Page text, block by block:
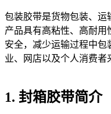
包装胶带是货物包装、运
产品具有高粘性、高耐用
安全，减少运输过程中
业、网店以及个人消费者
1. 封箱胶带简介